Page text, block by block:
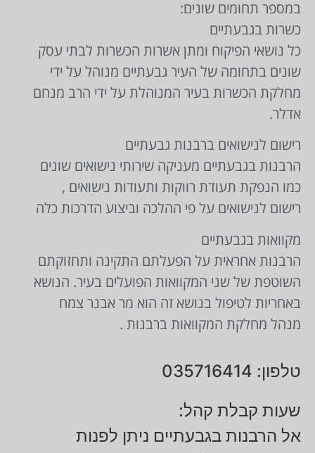
במספר תחומים שונים:
כשרות בגבעתיים
כל נושאי הפיקוח ומתן אשרות הכשרות לבתי עסק
שונים בתחומה של העיר גבעתיים מנוהל על ידי
מחלקת הכשרות בעיר המנוהלת על ידי הרב מנחם
אדלר.
רישום לנישואים ברבנות גבעתיים
הרבנות בגבעתיים מעניקה שירותי נישואים שונים
כמו הנפקת תעודת רווקות ותעודות נישואים ,
רישום לנישואים על פי ההלכה וביצוע הדרכות כלה
מקוואות בגבעתיים
הרבנות אחראית על הפעלתם התקינה ותחזוקתם
השוטפת של שני המקוואות הפועלים בעיר. הנושא
באחריות לטיפול בנושא זה הוא מר אבנר צמח
מנהל מחלקת המקוואות ברבנות .
טלפון: 035716414
שעות קבלת קהל:
אל הרבנות בגבעתיים ניתן לפנות